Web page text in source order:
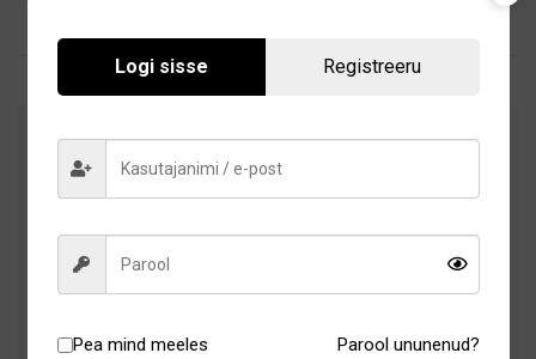
Arstide poolt heaks kiidetud suuhügieeni-
ja tervisetooted
Logi sisse Registreeru
Pea mind meeles Parool ununenud?